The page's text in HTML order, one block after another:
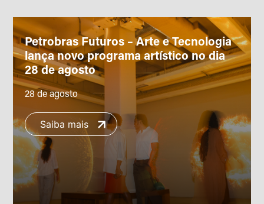
Petrobras Futuros – Arte e Tecnologia
lança novo programa artístico no dia
28 de agosto
28 de agosto
Saiba mais